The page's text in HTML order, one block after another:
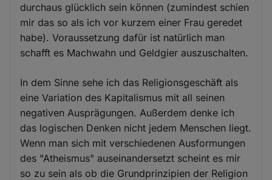
durchaus glücklich sein können (zumindest schien
mir das so als ich vor kurzem einer Frau geredet
habe). Voraussetzung dafür ist natürlich man
schafft es Machwahn und Geldgier auszuschalten.
In dem Sinne sehe ich das Religionsgeschäft als
eine Variation des Kapitalismus mit all seinen
negativen Ausprägungen. Außerdem denke ich
das logischen Denken nicht jedem Menschen liegt.
Wenn man sich mit verschiedenen Ausformungen
des "Atheismus" auseinandersetzt scheint es mir
so zu sein als ob die Grundprinzipien der Religion